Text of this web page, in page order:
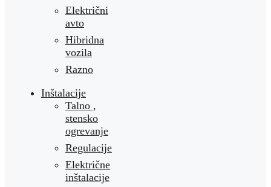
Električni
avto
Hibridna
vozila
Razno
Inštalacije
Talno ,
stensko
ogrevanje
Regulacije
Električne
inštalacije